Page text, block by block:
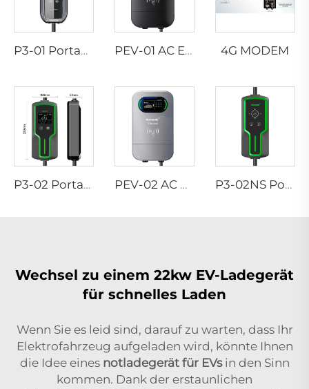
P3-01 Portabler EV-Ladegerät PEV-01 AC EV WALLBOX 4G MODEM
P3-02 Portabler EV-Ladegerät PEV-02 AC EV WALLBOX P3-02NS Portabler EV-Ladegerät
Wechsel zu einem 22kw EV-Ladegerät
für schnelles Laden
Wenn Sie es leid sind, darauf zu warten, dass Ihr
Elektrofahrzeug aufgeladen wird, könnte Ihnen
die Idee eines notladegerät für EVs in den Sinn
kommen. Dank der erstaunlichen